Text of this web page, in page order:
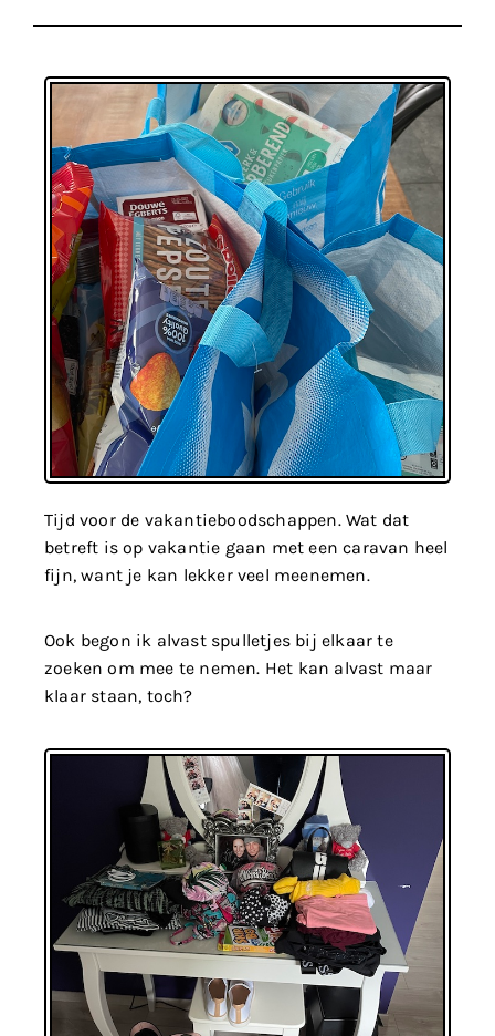
Tijd voor de vakantieboodschappen. Wat dat
betreft is op vakantie gaan met een caravan heel
fijn, want je kan lekker veel meenemen.
Ook begon ik alvast spulletjes bij elkaar te
zoeken om mee te nemen. Het kan alvast maar
klaar staan, toch?